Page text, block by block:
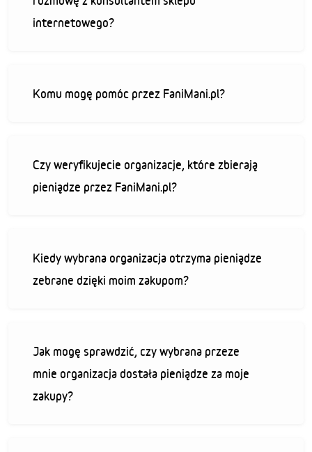
internetowego?
Komu mogę pomóc przez FaniMani.pl?
Czy weryfikujecie organizacje, które zbierają
pieniądze przez FaniMani.pl?
Kiedy wybrana organizacja otrzyma pieniądze
zebrane dzięki moim zakupom?
Jak mogę sprawdzić, czy wybrana przeze
mnie organizacja dostała pieniądze za moje
zakupy?